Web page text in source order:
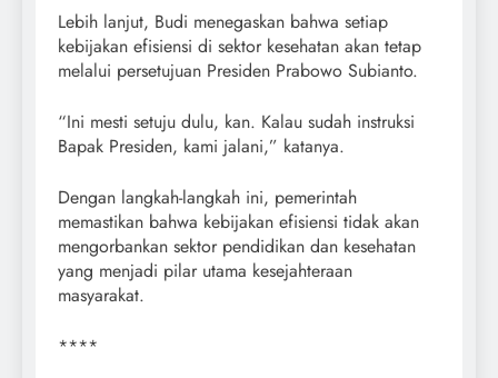
Lebih lanjut, Budi menegaskan bahwa setiap
kebijakan efisiensi di sektor kesehatan akan tetap
melalui persetujuan Presiden Prabowo Subianto.
“Ini mesti setuju dulu, kan. Kalau sudah instruksi
Bapak Presiden, kami jalani,” katanya.
Dengan langkah-langkah ini, pemerintah
memastikan bahwa kebijakan efisiensi tidak akan
mengorbankan sektor pendidikan dan kesehatan
yang menjadi pilar utama kesejahteraan
masyarakat.
****